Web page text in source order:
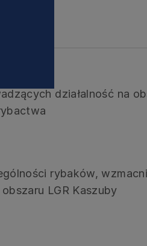
działalność na
rybaków,
LGR Kaszuby